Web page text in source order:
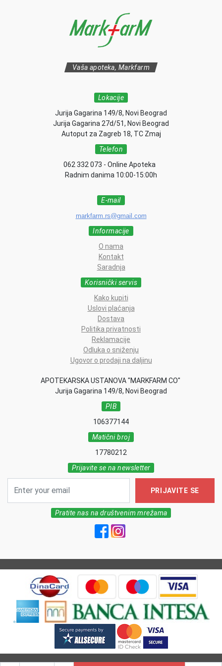
Vaša apoteka, Markfarm
Lokacije
Jurija Gagarina 149/8, Novi Beograd
Jurija Gagarina 27d/51, Novi Beograd
Autoput za Zagreb 18, TC Zmaj
Telefon
062 332 073 - Online Apoteka
Radnim danima 10:00-15:00h
E-mail
markfarm.rs@gmail.com
Informacije
O nama
Kontakt
Saradnja
Korisnički servis
Kako kupiti
Uslovi plaćanja
Dostava
Politika privatnosti
Reklamacije
Odluka o sniženju
Ugovor o prodaji na daljinu
APOTEKARSKA USTANOVA "MARKFARM CO"
Jurija Gagarina 149/8, Novi Beograd
PIB
106377144
Matični broj
17780212
Prijavite se na newsletter
PRIJAVITE SE
Pratite nas na društvenim mrežama